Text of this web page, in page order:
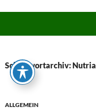
Schlagwortarchiv: Nutria
ALLGEMEIN